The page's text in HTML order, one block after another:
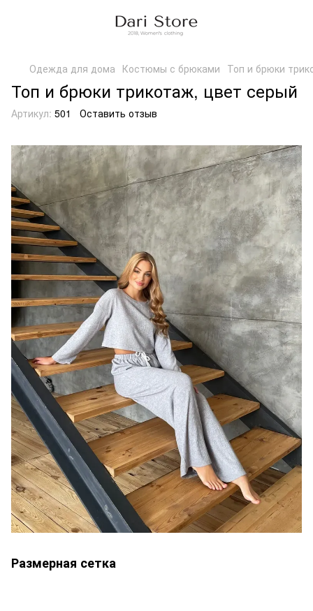
Одежда для дома Костюмы с брюками Топ и брюки
Топ и брюки трикотаж, цвет серый
Артикул: 501 Оставить отзыв
Размерная сетка